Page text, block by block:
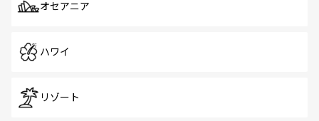
オセアニア
ハワイ
リゾート